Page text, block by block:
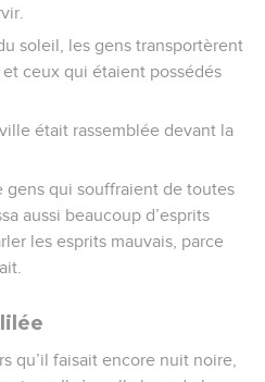
soleil, les gens transportèrent
ceux qui étaient possédés
était rassemblée devant la
gens qui souffraient de toutes
aussi beaucoup d’esprits
les esprits mauvais, parce
qu’il faisait encore nuit noire,